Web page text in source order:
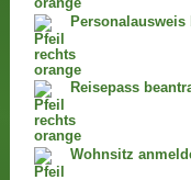
Reisepass
Wohnsitz